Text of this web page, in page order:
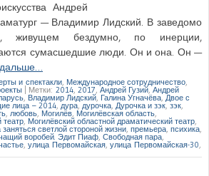
Андрей
— Владимир Лидский. В заведомо
живущем бездумно, по инерции,
сумасшедшие люди. Он и она. Он —
и спектакли, Международное сотрудничество,
Метки: 2014, 2017, Андрей Гузий, Андрей
, Владимир Лидский, Галина Угначёва, Двое с
лица – 2014, дура, дурочка, Дурочка и зэк, зэк,
, любовь, Могилёв, Могилёвская область,
театр, Могилёвский областной драматический театр,
светлой стороной жизни, премьера, психика,
воробей. Эдит Пиаф, Свободная пара,
, улица Первомайская, улица Первомайская-30,